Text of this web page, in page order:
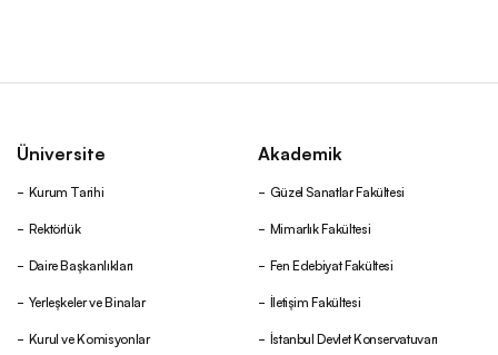
Üniversite
Kurum Tarihi
Rektörlük
Daire Başkanlıkları
Yerleşkeler ve Binalar
Kurul ve Komisyonlar
Akademik
Güzel Sanatlar Fakültesi
Mimarlık Fakültesi
Fen Edebiyat Fakültesi
İletişim Fakültesi
İstanbul Devlet Konservatuvarı